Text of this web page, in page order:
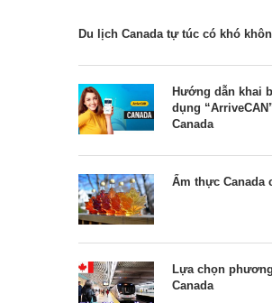
Du lịch Canada tự túc có khó
Hướng dẫn khai
dụng
Canada
Ẩm thực Canada
Lựa chọn
Canada